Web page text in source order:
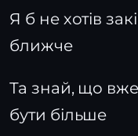
Я б не хотів
ближче
Та знай, що
бути більше